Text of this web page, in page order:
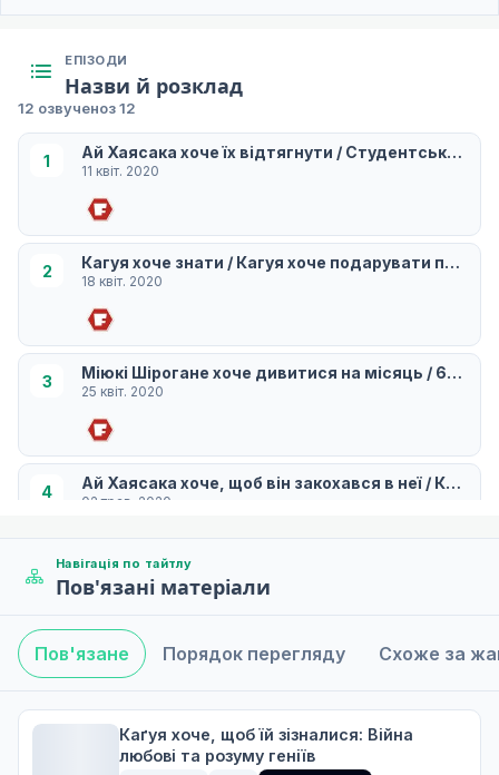
ЕПІЗОДИ
Назви й розклад
12 озвученоз 12
1 Ай Хаясака хоче їх відтягнути / Студентська
11 квіт. 2020
2 Кагуя хоче знати / Кагуя хоче подарувати
18 квіт. 2020
3 Міюкі Шірогане хоче дивитися на місяць / 67-а
25 квіт. 2020
4 Ай Хаясака хоче, щоб він закохався в неї / Кагуя
02 трав. 2020
Міюкі Шірогане хоче, щоб дівчата закохалися в
6
16 трав. 2020
Навігація по тайтлу
Пов'язані матеріали
Пов'язане Порядок перегляду Схоже за
Каґуя хоче, щоб їй зізналися: Війна
любові та розуму геніїв